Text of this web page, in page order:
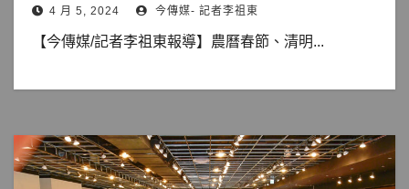
4 月 5, 2024 今傳媒- 記者李祖東
【今傳媒/記者李祖東報導】農曆春節、清明...